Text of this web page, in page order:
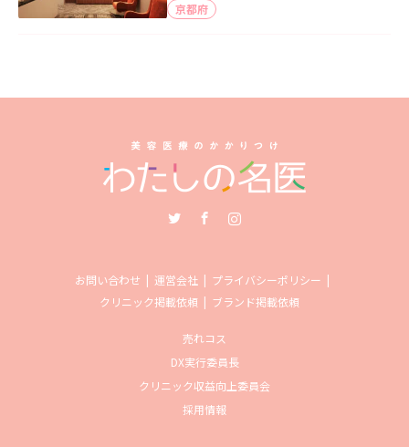
京都府
お問い合わせ 運営会社
プライバシーポリシー
クリニック掲載依頼
ブランド掲載依頼
売れコス
DX実行委員長
クリニック収益向上委員会
採用情報